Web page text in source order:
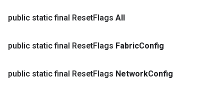
public static final ResetFlags All
public static final ResetFlags FabricConfig
public static final ResetFlags NetworkConfig